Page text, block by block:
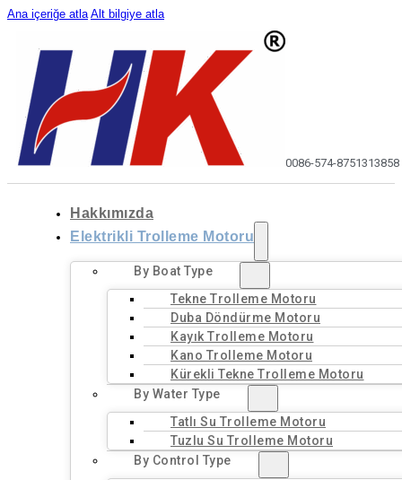
Ana içeriğe atla Alt bilgiye atla
0086-574-87513138
Hakkımızda
Elektrikli Trolleme Motoru
By Boat Type
Tekne Trolleme Motoru
Duba Döndürme Motoru
Kayık Trolleme Motoru
Kano Trolleme Motoru
Kürekli Tekne Trolleme Motoru
By Water Type
Tatlı Su Trolleme Motoru
Tuzlu Su Trolleme Motoru
By Control Type